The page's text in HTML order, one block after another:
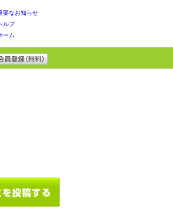
要なお知らせ
ルプ
ーム